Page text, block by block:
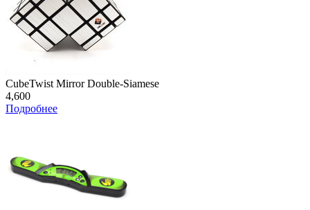
CubeTwist Mirror Double-Siamese
4,600
Подробнее